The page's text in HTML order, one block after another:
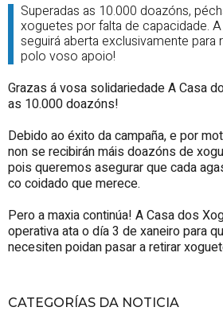
Superadas as 10.000 doazóns,
xoguetes por falta de capacidade.
seguirá aberta exclusivamente para
polo voso apoio!
Grazas á vosa solidariedade A Casa
as 10.000 doazóns!
Debido ao éxito da campaña, e por
non se recibirán máis doazóns de
pois queremos asegurar que cada
co coidado que merece.
Pero a maxia continúa! A Casa dos
operativa ata o día 3 de xaneiro para
necesiten poidan pasar a retirar
CATEGORÍAS DA NOTICIA